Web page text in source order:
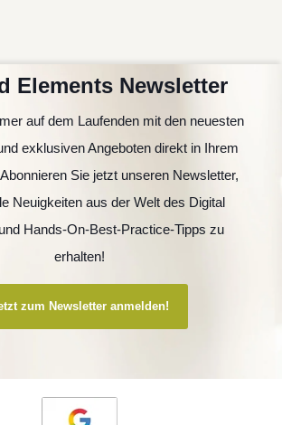
Elements Newsletter
auf dem Laufenden mit den neuesten
exklusiven Angeboten direkt in Ihrem
Sie jetzt unseren Newsletter,
Neuigkeiten aus der Welt des Digital
Hands-On-Best-Practice-Tipps zu
erhalten!
zum Newsletter anmelden!